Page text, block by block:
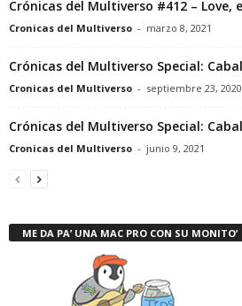
Crónicas del Multiverso #412 – Love,
Cronicas del Multiverso - marzo 8, 2021
Crónicas del Multiverso Special:
Cronicas del Multiverso - septiembre 23, 2020
Crónicas del Multiverso Special:
Cronicas del Multiverso - junio 9, 2021
ME DA PA’ UNA MAC PRO CON SU MONITO’